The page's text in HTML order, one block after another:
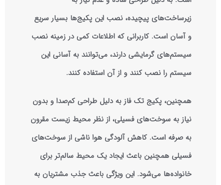
زیرساخت‌های پیچیده، نصب این پکیج‌ها بسیار سریع
و آسان است. کاربرانی که اطلاعات کمی در زمینه نصب
سیستم‌های گرمایشی دارند، می‌توانند به آسانی این
سیستم را نصب کنند و از آن استفاده کنند.
همچنین، پکیج تک فاز به دلیل طراحی کم‌صدا و بدون
نیاز به سوخت‌های فسیلی، از نظر محیط زیست مقرون
به صرفه است. کاهش آلودگی هوا ناشی از سوخت‌های
فسیلی همچنین باعث ایجاد یک محیط سالم‌تر برای
خانواده‌ها می‌شود. این ویژگی باعث جذب مشتریان به